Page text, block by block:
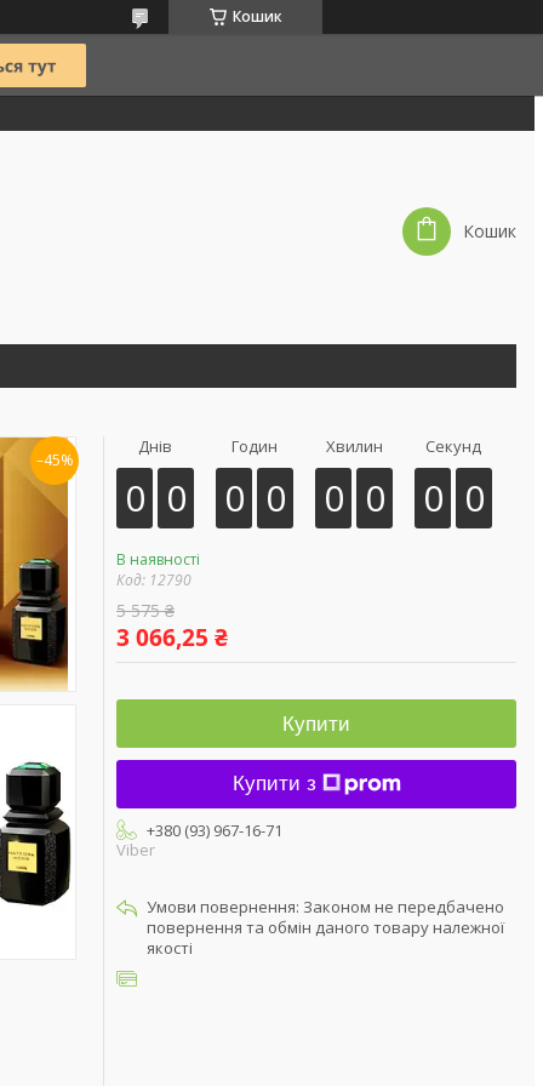
Кошик
Кошик
–45%
Днів
0 0
Годин
0 0
Хвилин
0 0
Секунд
0 0
В наявності
Код: 12790
5 575 ₴
3 066,25 ₴
Купити
Купити з
+380 (93) 967-16-71
Viber
Законом не передбачено
повернення та обмін даного товару належної
якості